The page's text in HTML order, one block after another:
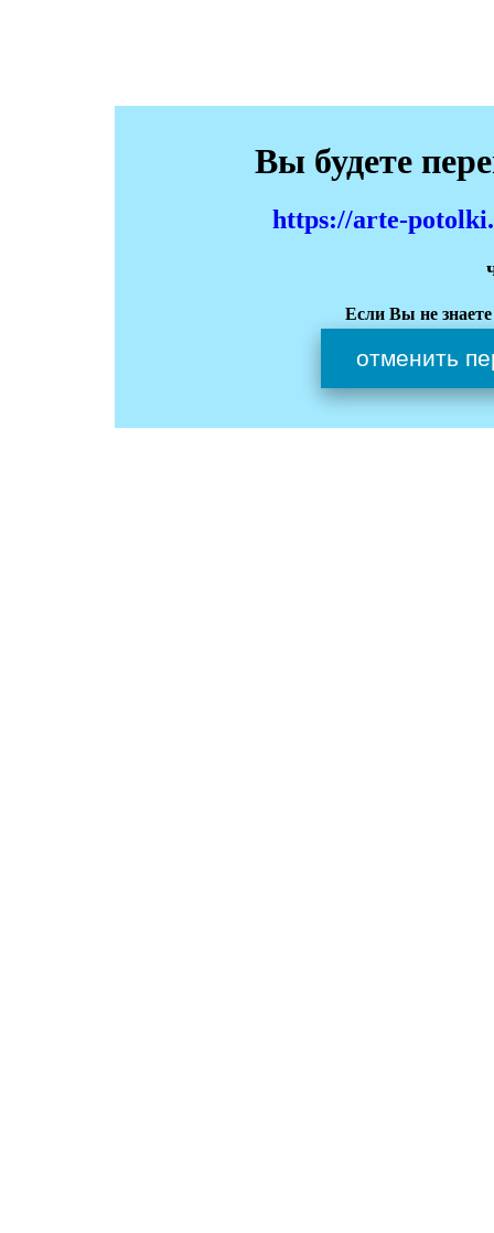
Вы будете
https://arte-
Если Вы не
отменить